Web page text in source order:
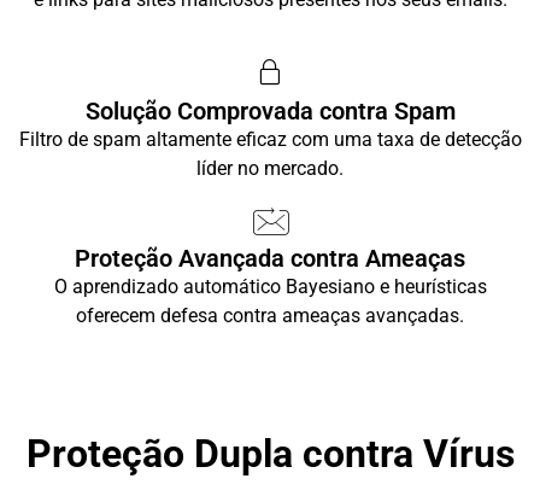
Solução Comprovada contra Spam
Filtro de spam altamente eficaz com uma taxa de detecção
líder no mercado.
Proteção Avançada contra Ameaças
O aprendizado automático Bayesiano e heurísticas
oferecem defesa contra ameaças avançadas.
Proteção Dupla contra Vírus